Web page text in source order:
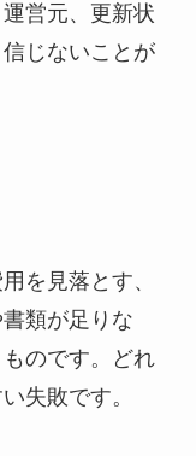
営元、更新状
じないことが
を見落とす、
類が足りな
のです。どれ
失敗です。